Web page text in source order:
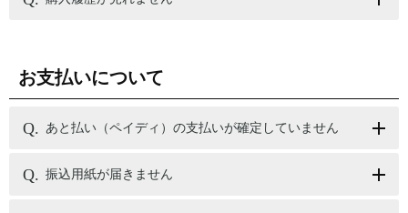
お支払いについて
あと払い（ペイディ）の支払いが確定していません
振込用紙が届きません